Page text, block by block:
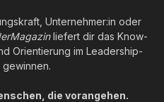
Unternehmer:in oder
liefert dir das Know-
Orientierung im Leadership-
gewinnen.
die vorangehen.